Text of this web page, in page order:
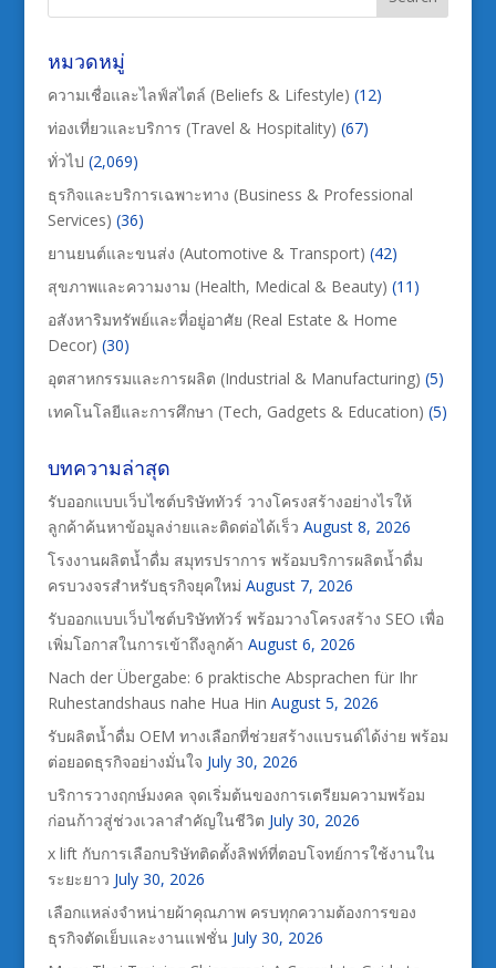
หมวดหมู่
ความเชื่อและไลฟ์สไตล์ (Beliefs & Lifestyle) (12)
ท่องเที่ยวและบริการ (Travel & Hospitality) (67)
ทั่วไป (2,069)
ธุรกิจและบริการเฉพาะทาง (Business & Professional
Services) (36)
ยานยนต์และขนส่ง (Automotive & Transport) (42)
สุขภาพและความงาม (Health, Medical & Beauty) (11)
อสังหาริมทรัพย์และที่อยู่อาศัย (Real Estate & Home
Decor) (30)
อุตสาหกรรมและการผลิต (Industrial & Manufacturing) (5)
เทคโนโลยีและการศึกษา (Tech, Gadgets & Education) (5)
บทความล่าสุด
รับออกแบบเว็บไซต์บริษัททัวร์ วางโครงสร้างอย่างไรให้
ลูกค้าค้นหาข้อมูลง่ายและติดต่อได้เร็ว August 8, 2026
โรงงานผลิตน้ำดื่ม สมุทรปราการ พร้อมบริการผลิตน้ำดื่ม
ครบวงจรสำหรับธุรกิจยุคใหม่ August 7, 2026
รับออกแบบเว็บไซต์บริษัททัวร์ พร้อมวางโครงสร้าง SEO เพื่อ
เพิ่มโอกาสในการเข้าถึงลูกค้า August 6, 2026
Nach der Übergabe: 6 praktische Absprachen für Ihr
Ruhestandshaus nahe Hua Hin August 5, 2026
รับผลิตน้ำดื่ม OEM ทางเลือกที่ช่วยสร้างแบรนด์ได้ง่าย พร้อม
ต่อยอดธุรกิจอย่างมั่นใจ July 30, 2026
บริการวางฤกษ์มงคล จุดเริ่มต้นของการเตรียมความพร้อม
ก่อนก้าวสู่ช่วงเวลาสำคัญในชีวิต July 30, 2026
x lift กับการเลือกบริษัทติดตั้งลิฟท์ที่ตอบโจทย์การใช้งานใน
ระยะยาว July 30, 2026
เลือกแหล่งจำหน่ายผ้าคุณภาพ ครบทุกความต้องการของ
ธุรกิจตัดเย็บและงานแฟชั่น July 30, 2026